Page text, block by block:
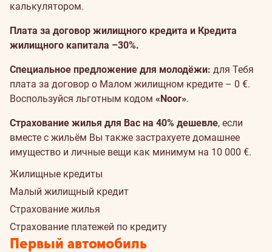
калькулятором.
Плата за договор жилищного кредита и Кредита
жилищного капитала –30%.
Специальное предложение для молодёжи: для Тебя
плата за договор о Малом жилищном кредите – 0 €.
Воспользуйся льготным кодом «Noor».
Cтрахование жилья для Вас на 40% дешевле, если
вместе с жильём Вы также застрахуете домашнее
имущество и личные вещи как минимум на 10 000 €.
Жилищные кредиты
Малый жилищный кредит
Страхование жилья
Страхование платежей по кредиту
Первый автомобиль